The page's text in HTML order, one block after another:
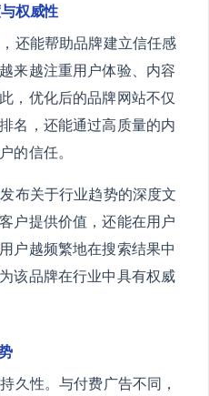
权威性
还能帮助品牌建立信任感
来越注重用户体验、内容
，优化后的品牌网站不仅
名，还能通过高质量的内
的信任。
布关于行业趋势的深度文
户提供价值，还能在用户
户越频繁地在搜索结果中
该品牌在行业中具有权威
久性。与付费广告不同，